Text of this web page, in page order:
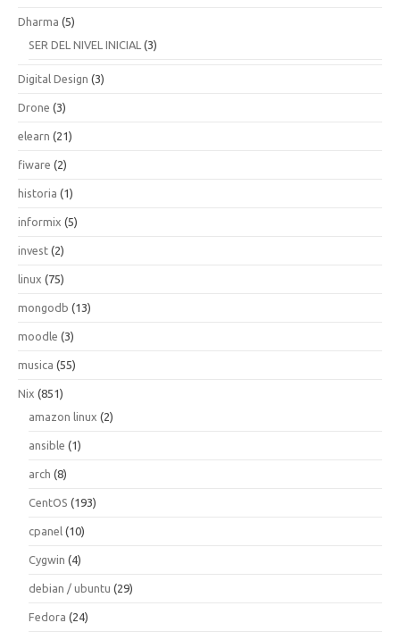
Dharma (5)
SER DEL NIVEL INICIAL (3)
Digital Design (3)
Drone (3)
elearn (21)
fiware (2)
historia (1)
informix (5)
invest (2)
linux (75)
mongodb (13)
moodle (3)
musica (55)
Nix (851)
amazon linux (2)
ansible (1)
arch (8)
CentOS (193)
cpanel (10)
Cygwin (4)
debian / ubuntu (29)
Fedora (24)